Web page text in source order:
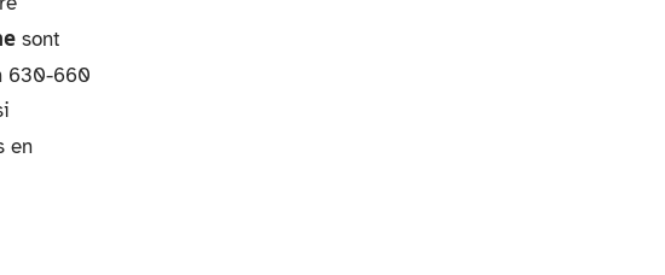
sont
630-660
en